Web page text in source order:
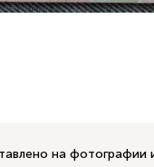
на фотографии